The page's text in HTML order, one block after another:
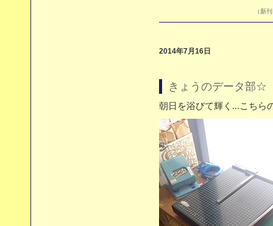
（新
2014年7月16日
きょうのデータ部☆
朝日を浴びて輝く...こちら